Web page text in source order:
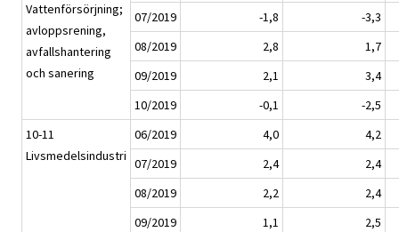
Vattenförsörjning;
avloppsrening,
avfallshantering
och sanering
07/2019
-1,8
-3,3
08/2019
2,8
1,7
09/2019
2,1
3,4
10/2019
-0,1
-2,5
10-11
Livsmedelsindustri
06/2019 4,0
4,2
07/2019
2,4
2,4
08/2019
2,2
2,4
09/2019
1,1
2,5